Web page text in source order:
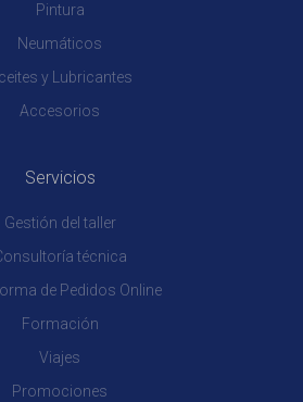
Pintura
Neumáticos
y Lubricantes
Accesorios
Servicios
Gestión del taller
técnica
de Pedidos Online
Formación
Viajes
Promociones